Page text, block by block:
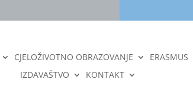
CJELOŽIVOTNO OBRAZOVANJE ERASMUS
IZDAVAŠTVO
KONTAKT